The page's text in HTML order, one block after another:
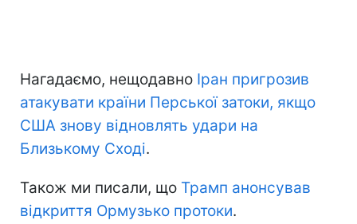
Нагадаємо, нещодавно Іран пригрозив
атакувати країни Перської затоки, якщо
США знову відновлять удари на
Близькому Сході.
Також ми писали, що Трамп анонсував
відкриття Ормузько протоки.